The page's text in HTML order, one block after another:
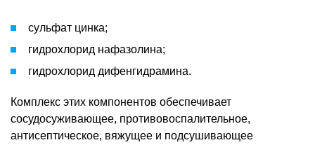
сульфат цинка;
гидрохлорид нафазолина;
гидрохлорид дифенгидрамина.
Комплекс этих компонентов обеспечивает
сосудосуживающее, противовоспалительное,
антисептическое, вяжущее и подсушивающее